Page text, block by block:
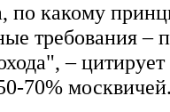
по какому
требования –
–
70%